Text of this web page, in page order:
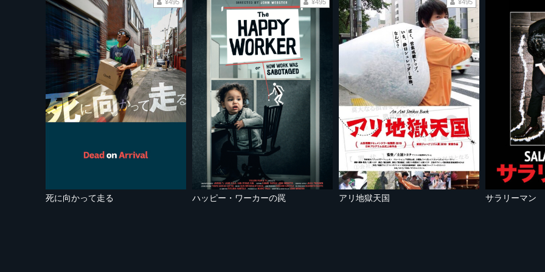
死に向かって走る
¥495
ハッピー・ワーカーの罠
¥495
アリ地獄天国
¥495
サラリーマン